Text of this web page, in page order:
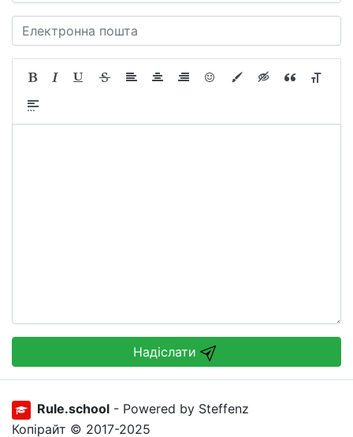
Надіслати
Rule.school - Powered by Steffenz
Копірайт © 2017-2025